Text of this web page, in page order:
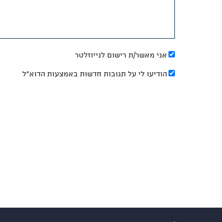
אני מאשר/ת רישום לנייוזלטר
הודיעו לי על תגובות חדשות באמצעות הדוא"ל